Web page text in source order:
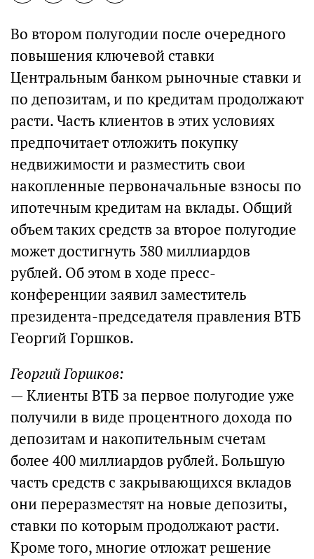
Во втором полугодии после очередного
повышения ключевой ставки
Центральным банком рыночные ставки и
по депозитам, и по кредитам продолжают
расти. Часть клиентов в этих условиях
предпочитает отложить покупку
недвижимости и разместить свои
накопленные первоначальные взносы по
ипотечным кредитам на вклады. Общий
объем таких средств за второе полугодие
может достигнуть 380 миллиардов
рублей. Об этом в ходе пресс-
конференции заявил заместитель
президента-председателя правления ВТБ
Георгий Горшков.
Георгий Горшков:
— Клиенты ВТБ за первое полугодие уже
получили в виде процентного дохода по
депозитам и накопительным счетам
более 400 миллиардов рублей. Большую
часть средств с закрывающихся вкладов
они переразместят на новые депозиты,
ставки по которым продолжают расти.
Кроме того, многие отложат решение